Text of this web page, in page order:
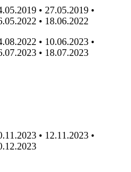
• 27.05.2019 •
• 18.06.2022
• 10.06.2023 •
• 18.07.2023
• 12.11.2023 •